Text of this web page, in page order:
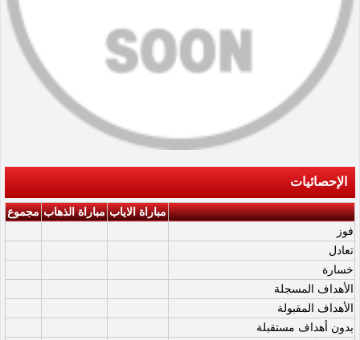
الإحصائيات
مباراة الاياب مباراة الذهاب مجموع
فوز
تعادل
خسارة
الأهداف المسجلة
الأهداف المقبولة
بدون أهداف مستقبلة